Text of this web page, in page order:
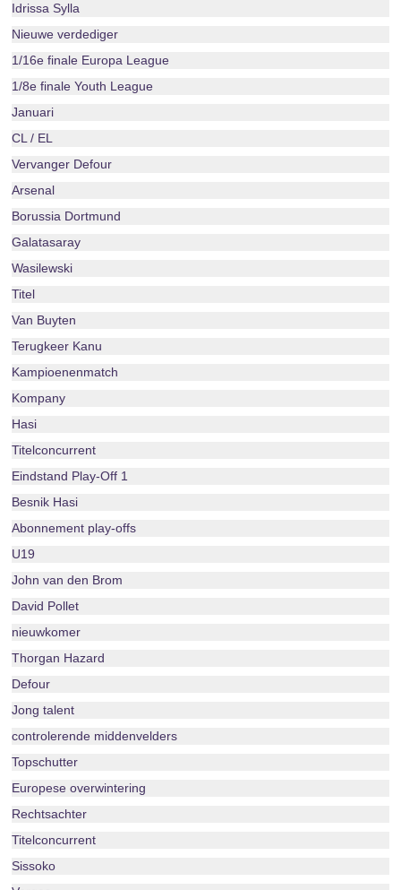
Idrissa Sylla
Nieuwe verdediger
1/16e finale Europa League
1/8e finale Youth League
Januari
CL / EL
Vervanger Defour
Arsenal
Borussia Dortmund
Galatasaray
Wasilewski
Titel
Van Buyten
Terugkeer Kanu
Kampioenenmatch
Kompany
Hasi
Titelconcurrent
Eindstand Play-Off 1
Besnik Hasi
Abonnement play-offs
U19
John van den Brom
David Pollet
nieuwkomer
Thorgan Hazard
Defour
Jong talent
controlerende middenvelders
Topschutter
Europese overwintering
Rechtsachter
Titelconcurrent
Sissoko